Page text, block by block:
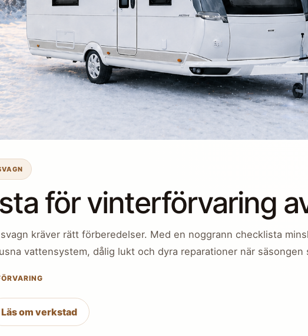
för vinterförvaring
kräver rätt förberedelser. Med en noggrann checklista
vattensystem, dålig lukt och dyra reparationer när säsongen
Läs om verkstad